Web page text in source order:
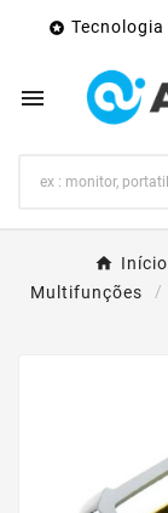


Início
Multifunções